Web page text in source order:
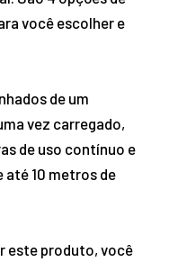
você escolher e
de um
vez carregado,
de uso contínuo e
10 metros de
este produto, você